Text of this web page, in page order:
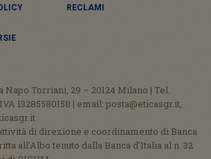
RECLAMI
Napo Torriani, 29 – 20124 Milano | Tel.
13285580158 | email: posta@eticasgr.it,
di direzione e coordinamento di Banca
all’Albo tenuto dalla Banca d’Italia al n. 32